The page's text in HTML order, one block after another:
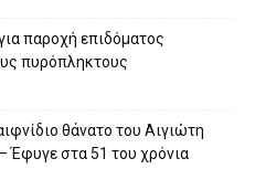
παροχή επιδόματος
πυρόπληκτους
θάνατο του Αιγιώτη
στα 51 του χρόνια